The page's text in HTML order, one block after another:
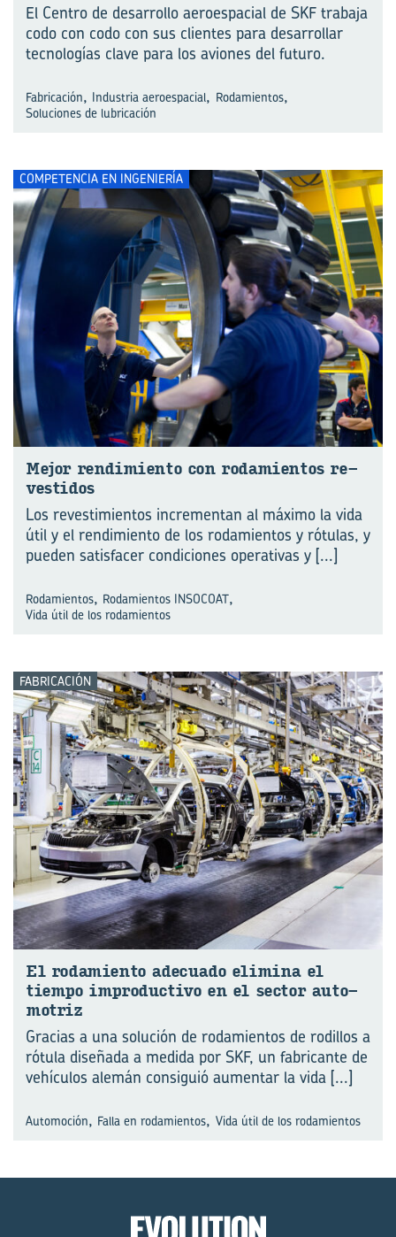
El Centro de desarrollo aeroespacial de SKF trabaja
codo con codo con sus clientes para desarrollar
tecnologías clave para los aviones del futuro.
Fabricación, Industria aeroespacial, Rodamientos,
Soluciones de lubricación
COMPETENCIA EN INGENIERÍA
Mejor ren­di­mien­to con ro­da­mien­tos re­
ves­ti­dos
Los revestimientos incrementan al máximo la vida
útil y el rendimiento de los rodamientos y rótulas, y
pueden satisfacer condiciones operativas y [...]
Rodamientos, Rodamientos INSOCOAT,
Vida útil de los rodamientos
FABRICACIÓN
El ro­da­mien­to ade­cua­do eli­mi­na el
tiem­po im­pro­duc­ti­vo en el sec­tor au­to­
mo­triz
Gracias a una solución de rodamientos de rodillos a
rótula diseñada a medida por SKF, un fabricante de
vehículos alemán consiguió aumentar la vida [...]
Automoción, Falla en rodamientos, Vida útil de los rodamientos